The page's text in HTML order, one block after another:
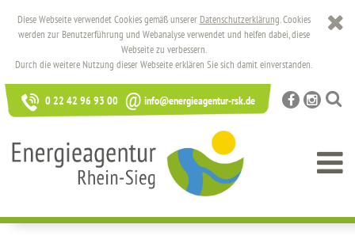
0 22 42 96 93 00 @ info@energieagentur-rsk.de
Diese Webseite verwendet Cookies gemäß unserer Datenschutzerklärung. Cookies
werden zur Benutzerführung und Webanalyse verwendet und helfen dabei, diese
Webseite zu verbessern.
Durch die weitere Nutzung dieser Webseite erklären Sie sich damit einverstanden.